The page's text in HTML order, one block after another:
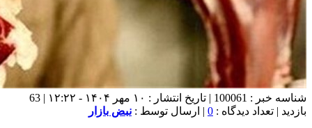
شناسه خبر : 100061 | تاریخ انتشار : ۱۰ مهر ۱۴۰۴ - ۱۲:۲۲ | 63
بازدید | تعداد دیدگاه : 0 | ارسال توسط : نبض بازار